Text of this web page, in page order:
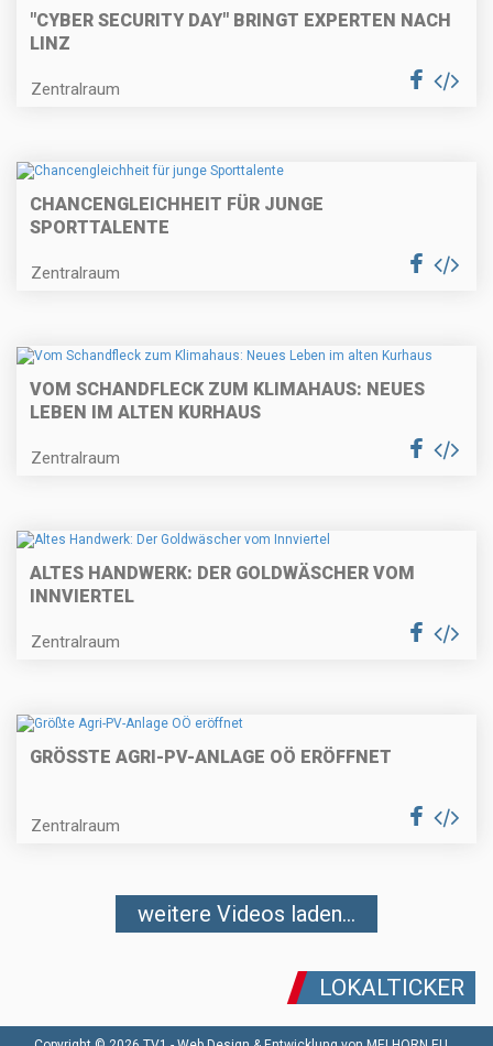
"CYBER SECURITY DAY" BRINGT EXPERTEN NACH
LINZ
Zentralraum
CHANCENGLEICHHEIT FÜR JUNGE
SPORTTALENTE
Zentralraum
VOM SCHANDFLECK ZUM KLIMAHAUS: NEUES
LEBEN IM ALTEN KURHAUS
Zentralraum
ALTES HANDWERK: DER GOLDWÄSCHER VOM
INNVIERTEL
Zentralraum
GRÖSSTE AGRI-PV-ANLAGE OÖ ERÖFFNET
Zentralraum
weitere Videos laden...
LOKALTICKER